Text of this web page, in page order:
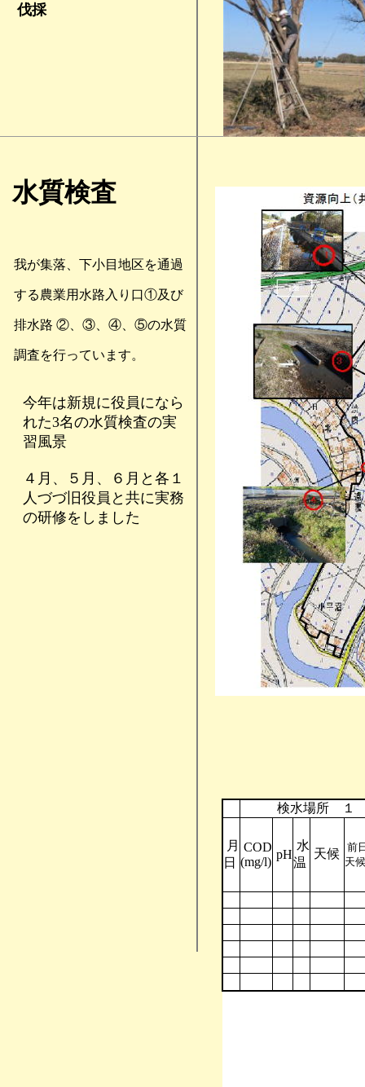
水質検査
我が集落、下小目地区を通過
する農業用水路入り口①及び
排水路 ②、③、④、⑤の水質
調査を行っています。
今年は新規に役員になら
れた3名の水質検査の実
習風景
４月、５月、６月と各１
人づづ旧役員と共に実務
の研修をしました
検水場所 １
月
日
COD
(mg/l)
pH
水
温
天候 前
天候
伐採